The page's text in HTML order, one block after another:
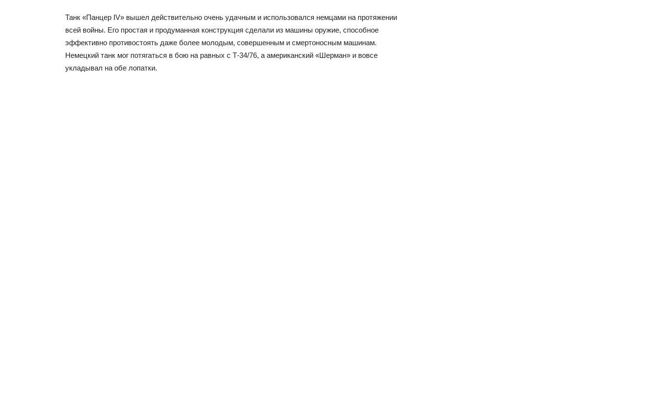
Танк «Панцер IV» вышел действительно очень удачным и использовался немцами на протяжении
всей войны. Его простая и продуманная конструкция сделали из машины оружие, способное
эффективно противостоять даже более молодым, совершенным и смертоносным машинам.
Немецкий танк мог потягаться в бою на равных с Т-34/76, а американский «Шерман» и вовсе
укладывал на обе лопатки.